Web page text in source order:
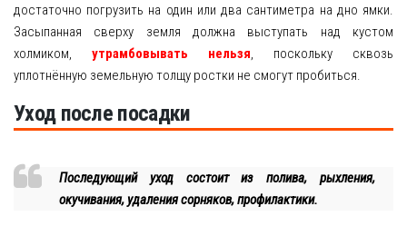
достаточно погрузить на один или два сантиметра на дно ямки.
Засыпанная сверху земля должна выступать над кустом
холмиком, утрамбовывать нельзя , поскольку сквозь
уплотнённую земельную толщу ростки не смогут пробиться.
Уход после посадки
Последующий уход состоит из полива, рыхления,
окучивания, удаления сорняков, профилактики.